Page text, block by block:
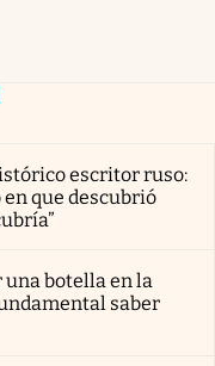
escritor ruso:
que descubrió
botella en la
saber